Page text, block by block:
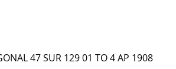
47 SUR 129 01 TO 4 AP 1908